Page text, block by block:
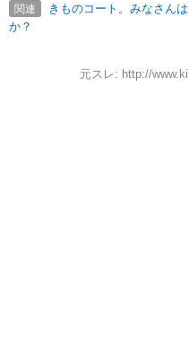
関連
きものコート。みなさん
か？
元スレ: http://